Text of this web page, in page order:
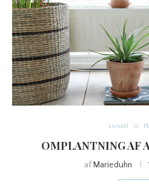
Livsstil
OMPLANTNING AF
af Marieduhn